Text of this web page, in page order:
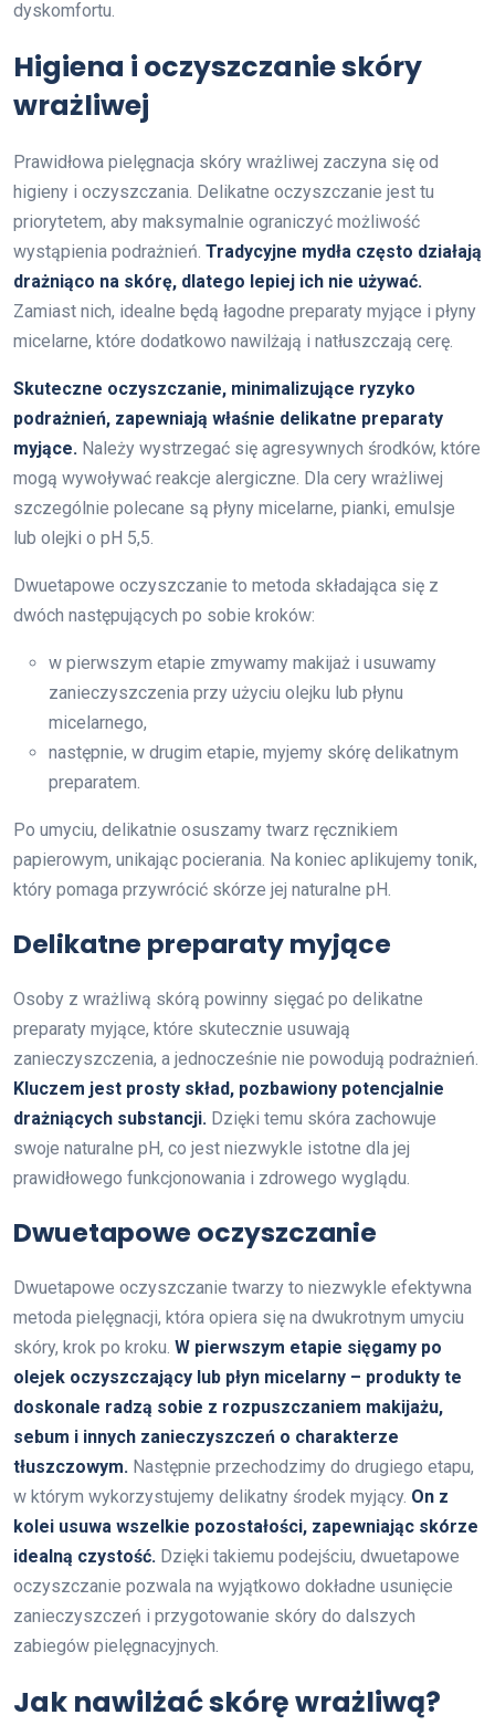
dyskomfortu.
Higiena i oczyszczanie skóry
wrażliwej
Prawidłowa pielęgnacja skóry wrażliwej zaczyna się od
higieny i oczyszczania. Delikatne oczyszczanie jest tu
priorytetem, aby maksymalnie ograniczyć możliwość
wystąpienia podrażnień. Tradycyjne mydła często działają
drażniąco na skórę, dlatego lepiej ich nie używać.
Zamiast nich, idealne będą łagodne preparaty myjące i płyny
micelarne, które dodatkowo nawilżają i natłuszczają cerę.
Skuteczne oczyszczanie, minimalizujące ryzyko
podrażnień, zapewniają właśnie delikatne preparaty
myjące. Należy wystrzegać się agresywnych środków, które
mogą wywoływać reakcje alergiczne. Dla cery wrażliwej
szczególnie polecane są płyny micelarne, pianki, emulsje
lub olejki o pH 5,5.
Dwuetapowe oczyszczanie to metoda składająca się z
dwóch następujących po sobie kroków:
w pierwszym etapie zmywamy makijaż i usuwamy
zanieczyszczenia przy użyciu olejku lub płynu
micelarnego,
następnie, w drugim etapie, myjemy skórę delikatnym
preparatem.
Po umyciu, delikatnie osuszamy twarz ręcznikiem
papierowym, unikając pocierania. Na koniec aplikujemy tonik,
który pomaga przywrócić skórze jej naturalne pH.
Delikatne preparaty myjące
Osoby z wrażliwą skórą powinny sięgać po delikatne
preparaty myjące, które skutecznie usuwają
zanieczyszczenia, a jednocześnie nie powodują podrażnień.
Kluczem jest prosty skład, pozbawiony potencjalnie
drażniących substancji. Dzięki temu skóra zachowuje
swoje naturalne pH, co jest niezwykle istotne dla jej
prawidłowego funkcjonowania i zdrowego wyglądu.
Dwuetapowe oczyszczanie
Dwuetapowe oczyszczanie twarzy to niezwykle efektywna
metoda pielęgnacji, która opiera się na dwukrotnym umyciu
skóry, krok po kroku. W pierwszym etapie sięgamy po
olejek oczyszczający lub płyn micelarny – produkty te
doskonale radzą sobie z rozpuszczaniem makijażu,
sebum i innych zanieczyszczeń o charakterze
tłuszczowym. Następnie przechodzimy do drugiego etapu,
w którym wykorzystujemy delikatny środek myjący. On z
kolei usuwa wszelkie pozostałości, zapewniając skórze
idealną czystość. Dzięki takiemu podejściu, dwuetapowe
oczyszczanie pozwala na wyjątkowo dokładne usunięcie
zanieczyszczeń i przygotowanie skóry do dalszych
zabiegów pielęgnacyjnych.
Jak nawilżać skórę wrażliwą?